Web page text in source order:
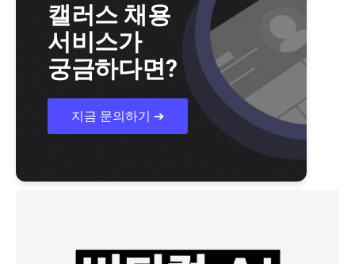
캘러스 채용
서비스가
궁금하다면?
지금 문의하기 ➔